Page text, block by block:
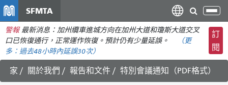
主
要
容
SFMTA
切
換
導
航
警報 最新消息：加州纜車進城方向在加州大道和瓊斯大道交叉
口已恢復通行，正常運作恢復。預計仍有少量延誤。
（更
多： 過去48小時內延誤30次）
訂
閱
家 關於我們 報告和文件 特別會議通知（PDF格式）